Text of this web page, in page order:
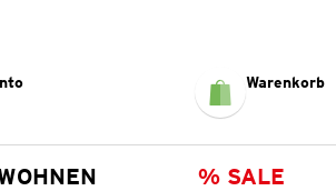
Warenkorb
% SALE